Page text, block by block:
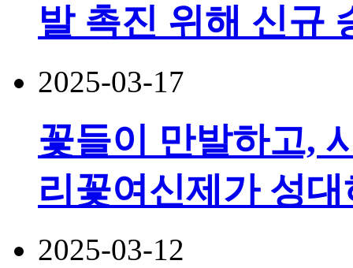
발 촉진 위해 신규
2025-03-17
꽃들이 만발하고,
리꽃여신제가 성
2025-03-12